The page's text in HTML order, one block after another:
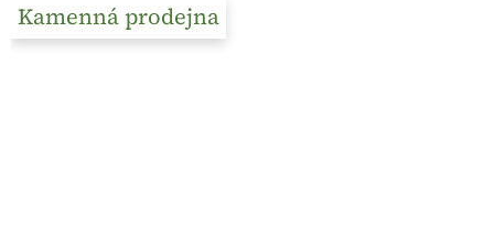
Kamenná prodejna